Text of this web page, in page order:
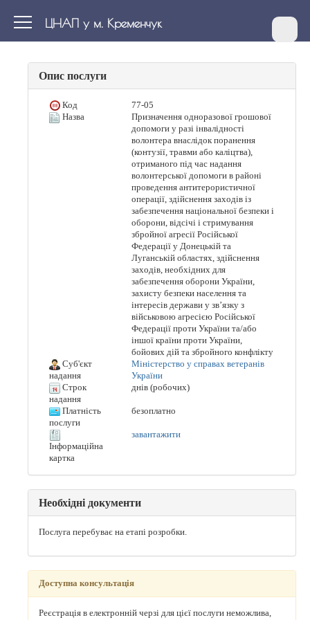
ЦНАП у м. Кременчук
Опис послуги
Код
77-05
Назва
Призначення одноразової грошової
допомоги у разі інвалідності
волонтера внаслідок поранення
(контузії, травми або каліцтва),
отриманого під час надання
волонтерської допомоги в районі
проведення антитерористичної
операції, здійснення заходів із
забезпечення національної безпеки і
оборони, відсічі і стримування
збройної агресії Російської
Федерації у Донецькій та
Луганській областях, здійснення
заходів, необхідних для
забезпечення оборони України,
захисту безпеки населення та
інтересів держави у зв’язку з
військовою агресією Російської
Федерації проти України та/або
іншої країни проти України,
бойових дій та збройного конфлікту
Суб'єкт
надання
Міністерство у справах ветеранів
України
Строк
надання
днів (робочих)
Платність
послуги
безоплатно
Інформаційна
картка
завантажити
Необхідні документи
Послуга перебуває на етапі розробки.
Доступна консультація
Реєстрація в електронній черзі для цієї послуги неможлива,